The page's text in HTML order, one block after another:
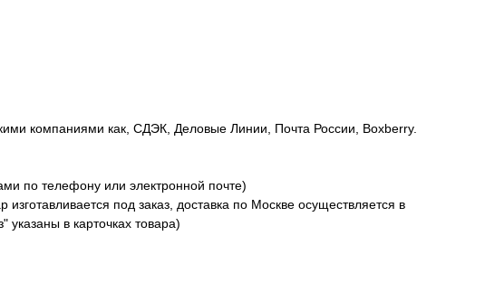
компаниями как, СДЭК, Деловые Линии, Почта России, Boxberry.
по телефону или электронной почте)
под заказ, доставка по Москве осуществляется в
указаны в карточках товара)